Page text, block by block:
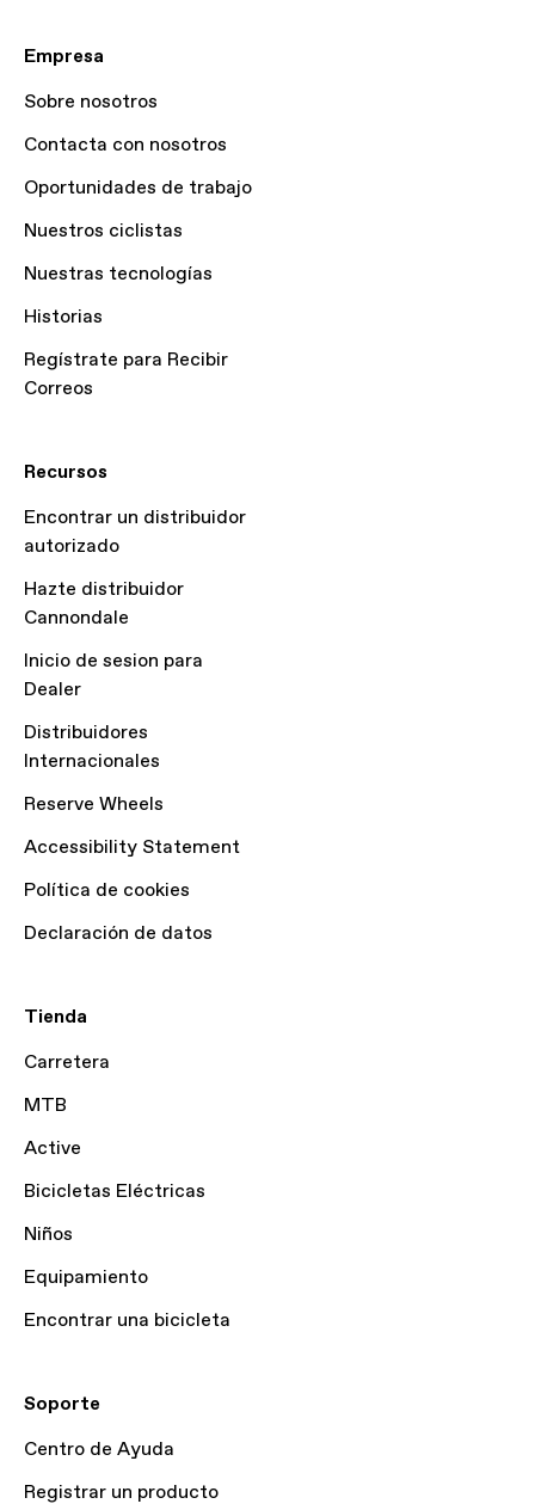
Empresa
Sobre nosotros
Contacta con nosotros
Oportunidades de trabajo
Nuestros ciclistas
Nuestras tecnologías
Historias
Regístrate para Recibir
Correos
Recursos
Encontrar un distribuidor
autorizado
Hazte distribuidor
Cannondale
Inicio de sesion para
Dealer
Distribuidores
Internacionales
Reserve Wheels
Accessibility Statement
Política de cookies
Declaración de datos
Tienda
Carretera
MTB
Active
Bicicletas Eléctricas
Niños
Equipamiento
Encontrar una bicicleta
Soporte
Centro de Ayuda
Registrar un producto